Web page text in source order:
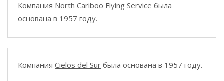
Компания North Cariboo Flying Service была
основана в 1957 году.
Компания Cielos del Sur была основана в 1957 году.